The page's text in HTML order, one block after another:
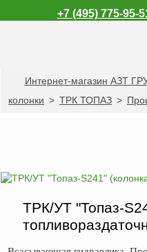
+7 (495) 775-95-
КАТАЛОГ ПРОДУКЦИИ
Топливораздаточные
Зарядные станции
Погружные насосы к
Интернет-магазин АЗТ
колонки > ТРК ТОПАЗ >
ТРК/УТ "Топаз-